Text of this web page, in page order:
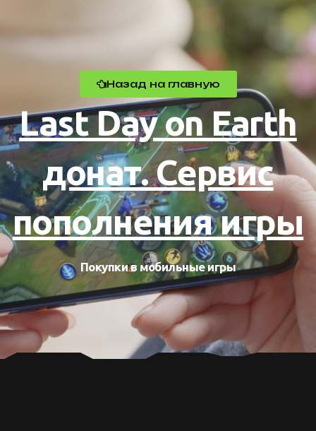
Назад на главную
Last Day on Earth
донат. Сервис
пополнения игры
Покупки в мобильные игры